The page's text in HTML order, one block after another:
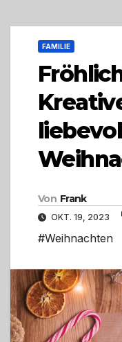
FAMILIE
Von Frank
OKT. 19, 2023
#Weihnachten